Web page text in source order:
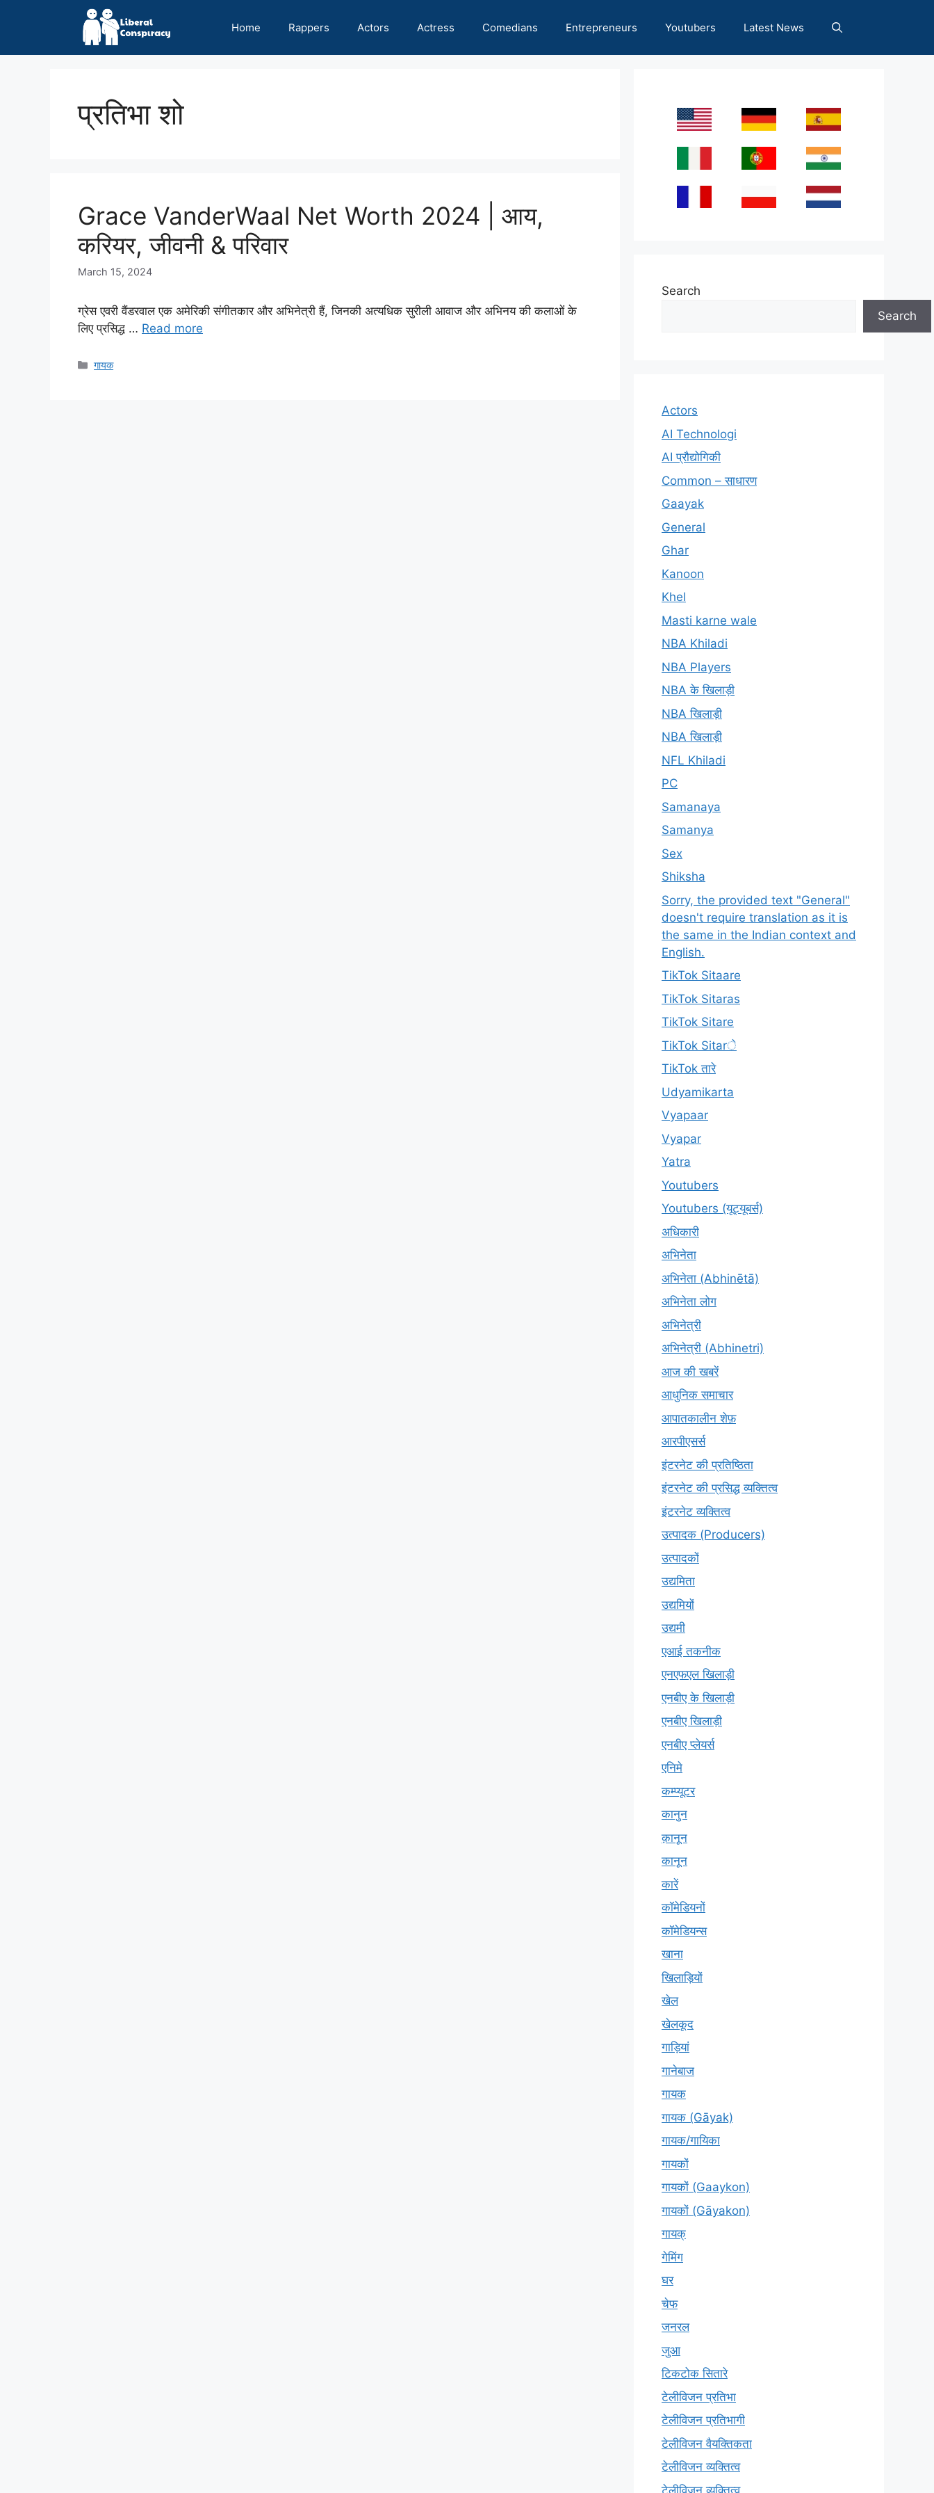
Home Rappers Actors Actress Comedians Entrepreneurs Youtubers Latest News
प्रतिभा शो
Grace VanderWaal Net Worth 2024 | आय,
करियर, जीवनी & परिवार
March 15, 2024
ग्रेस एवरी वैंडरवाल एक अमेरिकी संगीतकार और अभिनेत्री हैं, जिनकी अत्यधिक सुरीली आवाज और अभिनय की कलाओं के
लिए प्रसिद्ध … Read more
Categories
गायक
Search
Search
Actors
AI Technologi
AI प्रौद्योगिकी
Common – साधारण
Gaayak
General
Ghar
Kanoon
Khel
Masti karne wale
NBA Khiladi
NBA Players
NBA के खिलाड़ी
NBA खिलाड़ी
NBA खिलाड़ी
NFL Khiladi
PC
Samanaya
Samanya
Sex
Shiksha
Sorry, the provided text "General"
doesn't require translation as it is
the same in the Indian context and
English.
TikTok Sitaare
TikTok Sitaras
TikTok Sitare
TikTok Sitarे
TikTok तारे
Udyamikarta
Vyapaar
Vyapar
Yatra
Youtubers
Youtubers (यूट्यूबर्स)
अधिकारी
अभिनेता
अभिनेता (Abhinētā)
अभिनेता लोग
अभिनेत्री
अभिनेत्री (Abhinetri)
आज की खबरें
आधुनिक समाचार
आपातकालीन शेफ़
आरपीएसर्स
इंटरनेट की प्रतिष्ठिता
इंटरनेट की प्रसिद्ध व्यक्तित्व
इंटरनेट व्यक्तित्व
उत्पादक (Producers)
उत्पादकों
उद्यमिता
उद्यमियों
उद्यमी
एआई तकनीक
एनएफएल खिलाड़ी
एनबीए के खिलाड़ी
एनबीए खिलाड़ी
एनबीए प्लेयर्स
एनिमे
कम्प्यूटर
कानुन
क़ानून
कानून
कारें
कॉमेडियनों
कॉमेडियन्स
खाना
खिलाड़ियों
खेल
खेलकूद
गाड़ियां
गानेबाज
गायक
गायक (Gāyak)
गायक/गायिका
गायकों
गायकों (Gaaykon)
गायकों (Gāyakon)
गायक्
गेमिंग
घर
चेफ
जनरल
जुआ
टिकटोक सितारे
टेलीविजन प्रतिभा
टेलीविजन प्रतिभागी
टेलीविजन वैयक्तिकता
टेलीविजन व्यक्तित्व
टेलीविज़न व्यक्तित्व